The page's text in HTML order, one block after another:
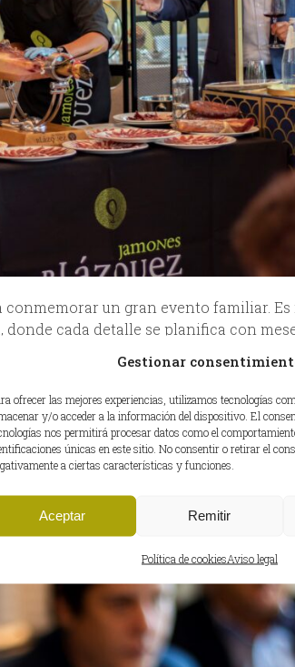
Gestionar
ofrecer las mejores experiencias, utilizamos tecnologías
y/o acceder a la información del dispositivo. El
nos permitirá procesar datos como el
únicas en este sitio. No consentir o retirar el
a ciertas características y funciones.
Aceptar Remitir
Política de cookiesAviso legal
un gran evento familiar.
cada detalle se planifica con
falle. Y con Jamones Blázquez siempre
con aniversarios especiales,
Porque hay momentos únicos.
combinación perfecta porque
otros momentos donde Jamones
distintos se correspondan o se
productos, se elaboran con